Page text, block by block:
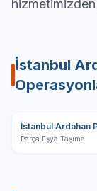
İstanbul
İstanbul Ardahan
Parça Eşya Taşıma